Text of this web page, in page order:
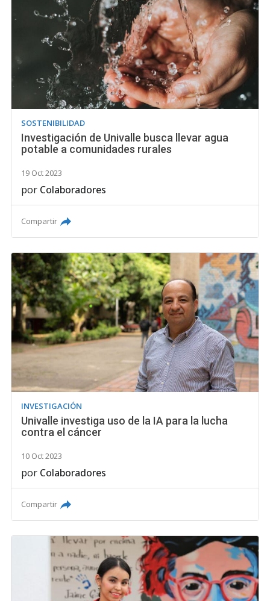
SOSTENIBILIDAD
Investigación de Univalle busca llevar agua
potable a comunidades rurales
19 Oct 2023
por Colaboradores
Compartir
INVESTIGACIÓN
Univalle investiga uso de la IA para la lucha
contra el cáncer
10 Oct 2023
por Colaboradores
Compartir